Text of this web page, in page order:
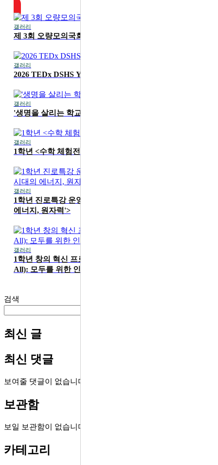
갤러리
제 3회 오량모의국회
갤러리
2026 TEDx DSHS Youth '디딤'
갤러리
'생명을 살리는 학교' 1학기 무지개 교실 진행
갤러리
1학년 <수학 체험전> 운영
갤러리
1학년 진로특강 운영 <카이스트 성지현 교수 'AI 시대의
에너지, 원자력'>
갤러리
1학년 창의 혁신 프로그램 'HS4A(Human Security for
All): 모두를 위한 인간 안보' 메이커 워크숍
검색
최신 글
최신 댓글
보여줄 댓글이 없습니다.
보관함
보일 보관함이 없습니다.
카테고리